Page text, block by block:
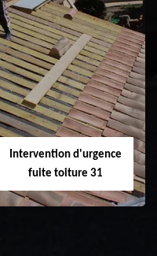
Réparation de
toiture 31
Intervention d'urgence
fuite toiture 31